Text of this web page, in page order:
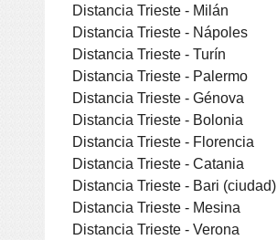
Distancia Trieste - Milán
Distancia Trieste - Nápoles
Distancia Trieste - Turín
Distancia Trieste - Palermo
Distancia Trieste - Génova
Distancia Trieste - Bolonia
Distancia Trieste - Florencia
Distancia Trieste - Catania
Distancia Trieste - Bari (ciudad)
Distancia Trieste - Mesina
Distancia Trieste - Verona